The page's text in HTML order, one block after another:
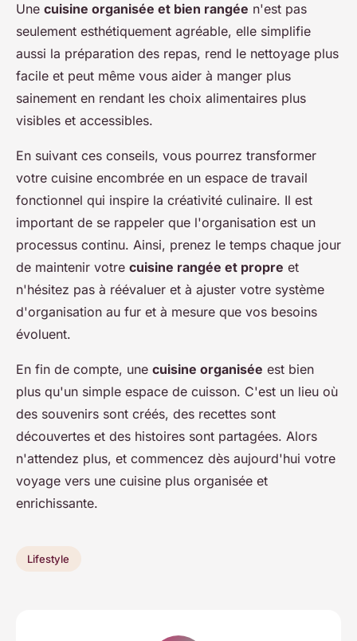
Une cuisine organisée et bien rangée n'est pas
seulement esthétiquement agréable, elle simplifie
aussi la préparation des repas, rend le nettoyage plus
facile et peut même vous aider à manger plus
sainement en rendant les choix alimentaires plus
visibles et accessibles.
En suivant ces conseils, vous pourrez transformer
votre cuisine encombrée en un espace de travail
fonctionnel qui inspire la créativité culinaire. Il est
important de se rappeler que l'organisation est un
processus continu. Ainsi, prenez le temps chaque jour
de maintenir votre cuisine rangée et propre et
n'hésitez pas à réévaluer et à ajuster votre système
d'organisation au fur et à mesure que vos besoins
évoluent.
En fin de compte, une cuisine organisée est bien
plus qu'un simple espace de cuisson. C'est un lieu où
des souvenirs sont créés, des recettes sont
découvertes et des histoires sont partagées. Alors
n'attendez plus, et commencez dès aujourd'hui votre
voyage vers une cuisine plus organisée et
enrichissante.
Lifestyle